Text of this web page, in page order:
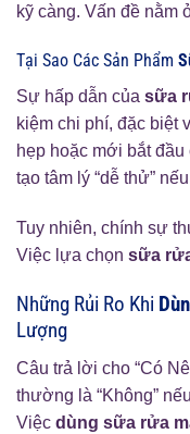
kỹ càng. Vấn đề nằm
Tại Sao Các Sản Phẩm
Sự hấp dẫn của sữa
kiệm chi phí, đặc biệt
hẹp hoặc mới bắt
tạo tâm lý “dễ thử”
Tuy nhiên, chính sự
Việc lựa chọn sữa
Những Rủi Ro Khi
Lượng
Câu trả lời cho “Có
thường là “Không”
Việc dùng sữa rửa